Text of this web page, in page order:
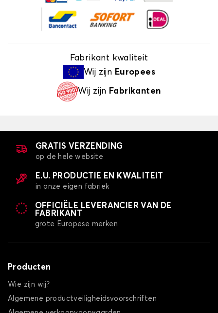
Fabrikant kwaliteit
Wij zijn Europees
Wij zijn Fabrikanten
GRATIS VERZENDING
op de hele website
E.U. PRODUCTIE EN KWALITEIT
in onze eigen fabriek
OFFICIËLE LEVERANCIER VAN DE
FABRIKANT
grote Europese merken
Producten
Wie zijn wij?
Algemene productveiligheidsvoorschriften